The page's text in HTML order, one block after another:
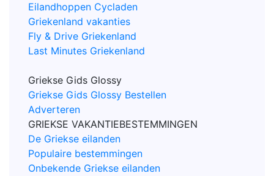
Eilandhoppen Cycladen
Griekenland vakanties
Fly & Drive Griekenland
Last Minutes Griekenland
Griekse Gids Glossy
Griekse Gids Glossy Bestellen
Adverteren
GRIEKSE VAKANTIEBESTEMMINGEN
De Griekse eilanden
Populaire bestemmingen
Onbekende Griekse eilanden